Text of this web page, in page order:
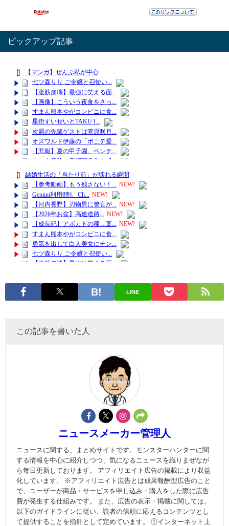
ピックアップ記事
LINE
この記事を書いた人
ニュースメーカー管理人
ニュースに関する、まとめサイトです。モンスターハンターに関
する情報を中心に紹介しつつ、気になるニュースを織りまぜなが
ら毎日更新しております。 アフィリエイト広告の掲載により収益
化しています。 ※アフィリエイト広告とは成果報酬型広告のこと
で、ユーザーが商品・サービスを申し込み・購入をした際に広告
費が発生する仕組みです。 また、広告の表示・掲載に関しては、
以下のガイドラインに従い、読者の信頼に応えるコンテンツとし
て提供することを指針として定めています。 ①インターネット上